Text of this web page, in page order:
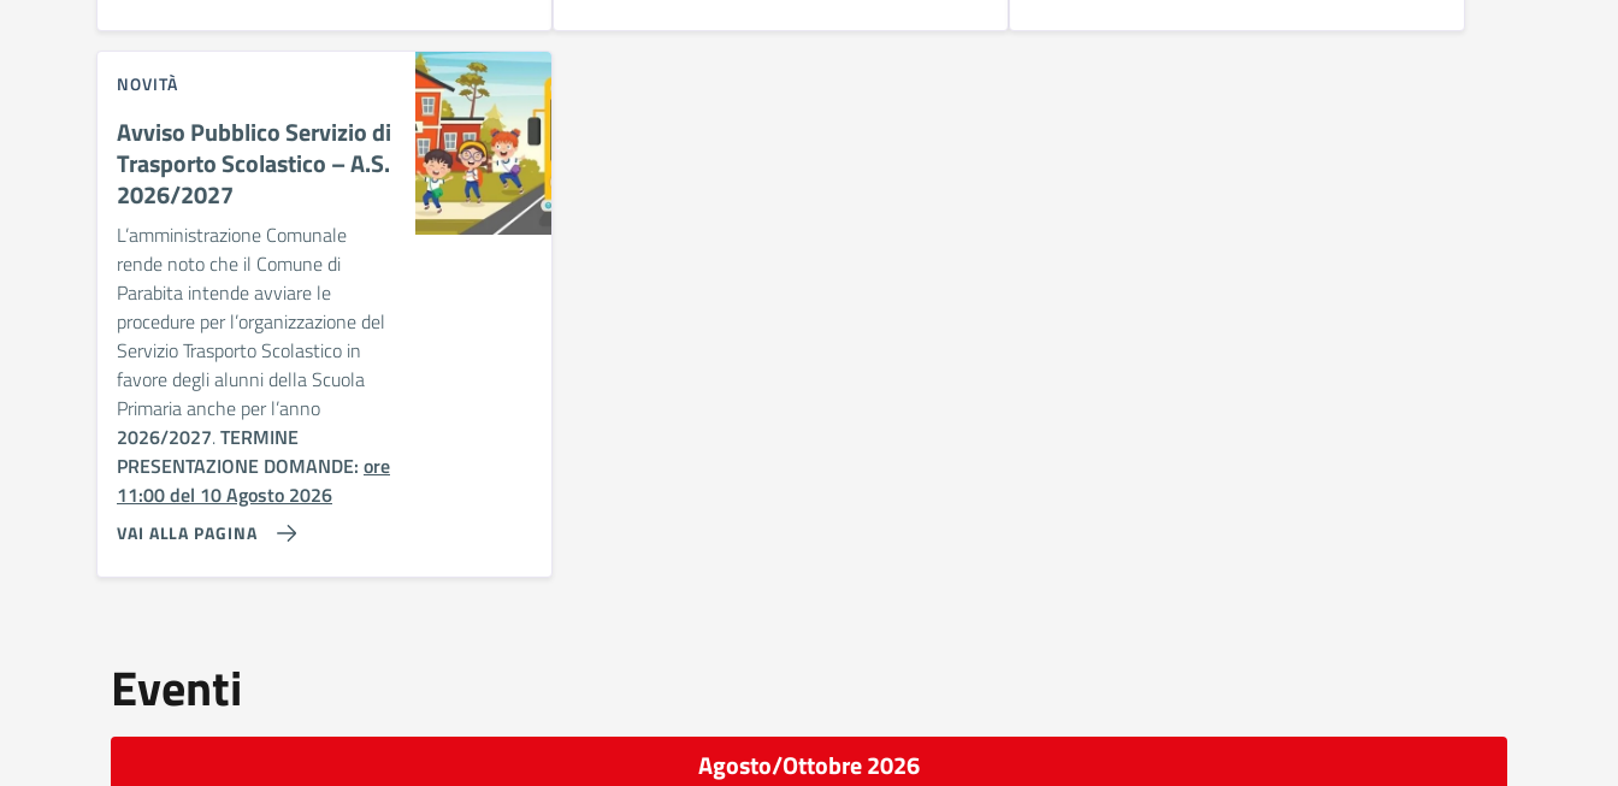
NOVITÀ
Avviso Pubblico Servizio di
Trasporto Scolastico – A.S.
2026/2027
L’amministrazione Comunale
rende noto che il Comune di
Parabita intende avviare le
procedure per l’organizzazione del
Servizio Trasporto Scolastico in
favore degli alunni della Scuola
Primaria anche per l’anno
2026/2027.TERMINE
PRESENTAZIONE DOMANDE: ore
11:00 del 10 Agosto 2026
VAI ALLA PAGINA
Eventi
Agosto/Ottobre 2026